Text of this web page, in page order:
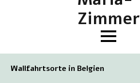
Zimmer
Wallfahrtsorte in Belgien